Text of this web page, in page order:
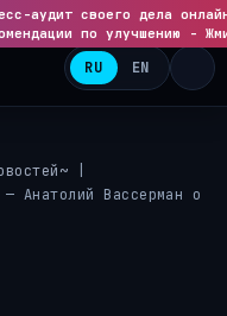
◀
аудит своего дела
по улучшению -
▶
RU EN
Анатолий Вассерман о